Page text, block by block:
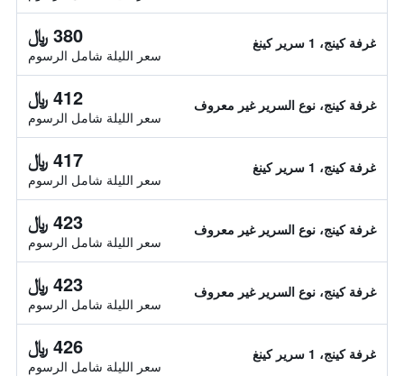
غرفة كينج، 1 سرير كينغ 380 ﷼
سعر الليلة شامل الرسوم
غرفة كينج، نوع السرير غير معروف 412 ﷼
سعر الليلة شامل الرسوم
غرفة كينج، 1 سرير كينغ 417 ﷼
سعر الليلة شامل الرسوم
غرفة كينج، نوع السرير غير معروف 423 ﷼
سعر الليلة شامل الرسوم
غرفة كينج، نوع السرير غير معروف 423 ﷼
سعر الليلة شامل الرسوم
غرفة كينج، 1 سرير كينغ 426 ﷼
سعر الليلة شامل الرسوم